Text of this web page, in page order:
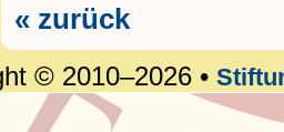
« zurück
© 2010–2026 •